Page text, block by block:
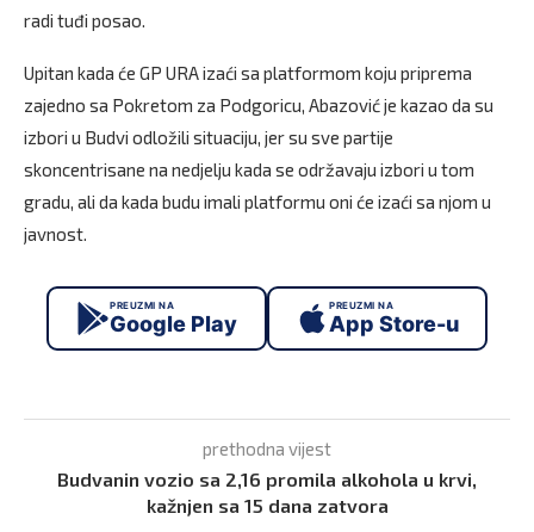
radi tuđi posao.
Upitan kada će GP URA izaći sa platformom koju priprema
zajedno sa Pokretom za Podgoricu, Abazović je kazao da su
izbori u Budvi odložili situaciju, jer su sve partije
skoncentrisane na nedjelju kada se održavaju izbori u tom
gradu, ali da kada budu imali platformu oni će izaći sa njom u
javnost.
PREUZMI NA
Google Play
PREUZMI NA
App Store-u
prethodna vijest
Budvanin vozio sa 2,16 promila alkohola u krvi,
kažnjen sa 15 dana zatvora